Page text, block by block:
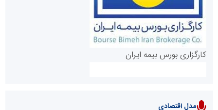
کارگزاری بورس بیمه ایران
مدل اقتصادی